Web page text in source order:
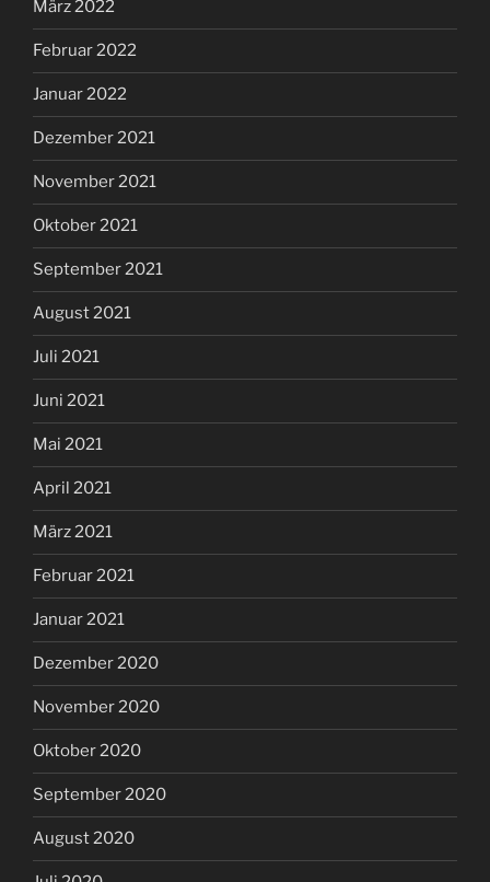
März 2022
Februar 2022
Januar 2022
Dezember 2021
November 2021
Oktober 2021
September 2021
August 2021
Juli 2021
Juni 2021
Mai 2021
April 2021
März 2021
Februar 2021
Januar 2021
Dezember 2020
November 2020
Oktober 2020
September 2020
August 2020